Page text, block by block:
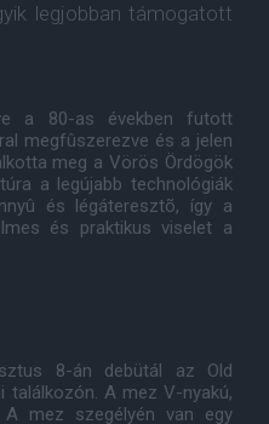
legjobban támogatott
a 80-as években futott
megfûszerezve és a jelen
meg a Vörös Ördögök
a legújabb technológiák
és légáteresztõ, így a
és praktikus viselet a
8-án debütál az Old
találkozón. A mez V-nyakú,
mez szegélyén van egy